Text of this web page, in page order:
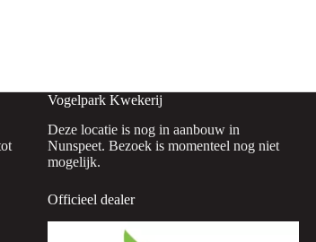
Vogelpark Kwekerij
Deze locatie is nog in aanbouw in
Nunspeet. Bezoek is momenteel nog niet
mogelijk.
Officieel dealer